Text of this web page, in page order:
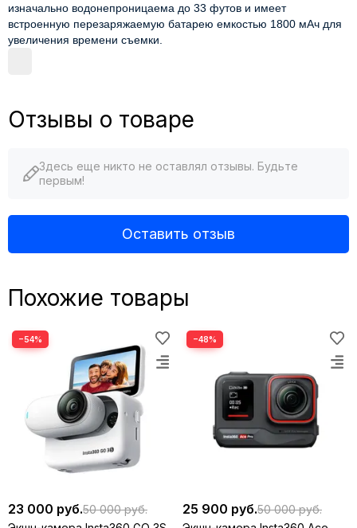
изначально водонепроницаема до 33 футов и имеет
встроенную перезаряжаемую батарею емкостью 1800 мАч для
увеличения времени съемки.
Отзывы о товаре
Здесь еще никто не оставлял отзывы. Будьте
первым!
Оставить отзыв
Похожие товары
−54%
23 000 руб.50 000 руб.
−48%
25 900 руб.50 000 руб.